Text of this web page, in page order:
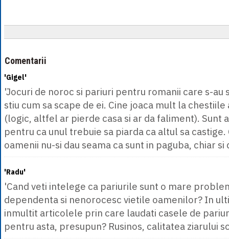
Comentarii
'Gigel'
'Jocuri de noroc si pariuri pentru romanii care s-au
stiu cum sa scape de ei. Cine joaca mult la
(logic, altfel ar pierde casa si ar da faliment). Sunt
pentru ca unul trebuie sa piarda ca altul sa castige.
oamenii nu-si dau seama ca sunt in paguba, chiar
'Radu'
'Cand veti intelege ca pariurile sunt o mare
dependenta si nenorocesc vietile oamenilor? In
inmultit articolele prin care laudati casele de
pentru asta, presupun? Rusinos, calitatea ziarului